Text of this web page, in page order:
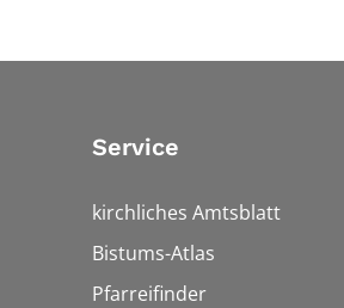
Service
kirchliches Amtsblatt
Bistums-Atlas
Pfarreifinder